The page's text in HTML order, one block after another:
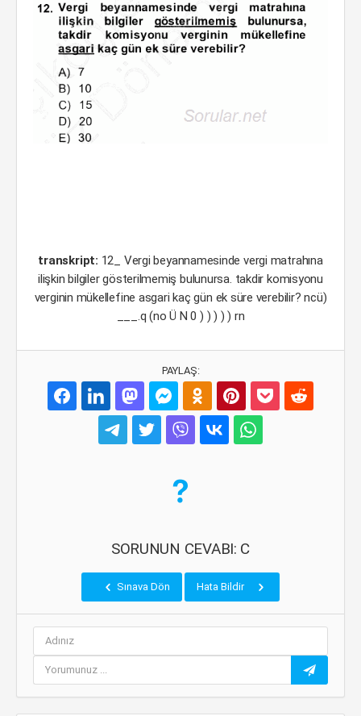
transkript: 12_ Vergi beyannamesinde vergi matrahına
ilişkin bilgiler gösterilmemiş bulunursa. takdir komisyonu
verginin mükellefine asgari kaç gün ek süre verebilir? ncü)
___.q (no Ü N 0 ) ) ) ) ) rn
PAYLAŞ:
SORUNUN CEVABI: C
Sınava Dön Hata Bildir